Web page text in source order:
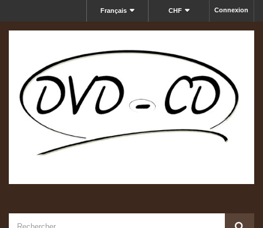
Connexion
CHF
Français